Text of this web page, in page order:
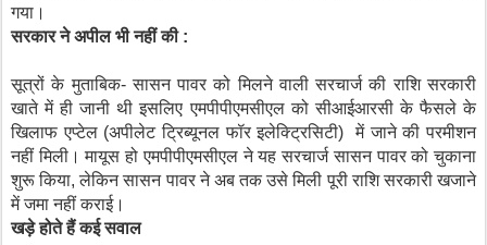
गया।
सरकार ने अपील भी नहीं की :
सूत्रों के मुताबिक- सासन पावर को मिलने वाली सरचार्ज की राशि सरकारी
खाते में ही जानी थी इसलिए एमपीपीएमसीएल को सीआईआरसी के फैसले के
खिलाफ एप्टेल (अपीलेट ट्रिब्यूनल फॉर इलेक्ट्रिसिटी) में जाने की परमीशन
नहीं मिली। मायूस हो एमपीपीएमसीएल ने यह सरचार्ज सासन पावर को चुकाना
शुरू किया, लेकिन सासन पावर ने अब तक उसे मिली पूरी राशि सरकारी खजाने
में जमा नहीं कराई।
खड़े होते हैं कई सवाल